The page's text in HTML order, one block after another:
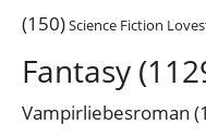
(150)Science Fiction
Fantasy
Vampirliebesroman